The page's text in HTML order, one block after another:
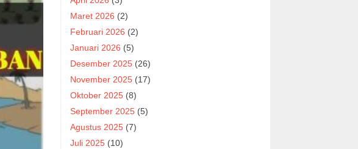
Maret 2026 (2)
Februari 2026 (2)
Januari 2026 (5)
Desember 2025 (26)
November 2025 (17)
Oktober 2025 (8)
September 2025 (5)
Agustus 2025 (7)
Juli 2025 (10)